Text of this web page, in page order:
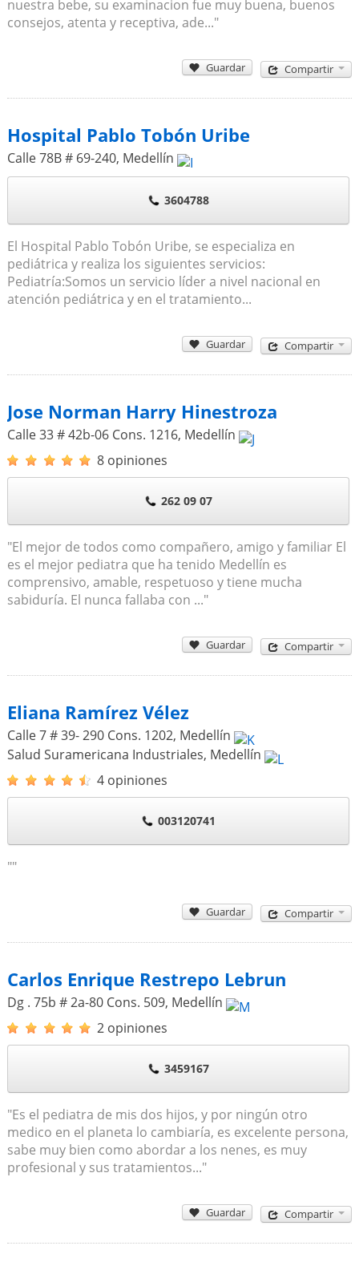
nuestra bebe, su examinacion fue muy buena, buenos
consejos, atenta y receptiva, ade..."
Guardar Compartir
Hospital Pablo Tobón Uribe
Calle 78B # 69-240, Medellín
3604788
El Hospital Pablo Tobón Uribe, se especializa en
pediátrica y realiza los siguientes servicios:
Pediatría:Somos un servicio líder a nivel nacional en
atención pediátrica y en el tratamiento...
Guardar Compartir
Jose Norman Harry Hinestroza
Calle 33 # 42b-06 Cons. 1216, Medellín
8 opiniones
262 09 07
"El mejor de todos como compañero, amigo y familiar El
es el mejor pediatra que ha tenido Medellín es
comprensivo, amable, respetuoso y tiene mucha
sabiduría. El nunca fallaba con ..."
Guardar Compartir
Eliana Ramírez Vélez
Calle 7 # 39- 290 Cons. 1202, Medellín
Salud Suramericana Industriales, Medellín
4 opiniones
003120741
""
Guardar Compartir
Carlos Enrique Restrepo Lebrun
Dg . 75b # 2a-80 Cons. 509, Medellín
2 opiniones
3459167
"Es el pediatra de mis dos hijos, y por ningún otro
medico en el planeta lo cambiaría, es excelente persona,
sabe muy bien como abordar a los nenes, es muy
profesional y sus tratamientos..."
Guardar Compartir